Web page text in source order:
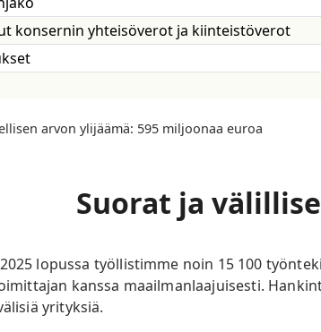
konsernin yhteisöverot ja kiinteistöverot
arvon ylijäämä: 595 miljoonaa euroa
Suorat ja
lopussa työllistimme noin 15 100
kanssa maailmanlaajuisesti.
yrityksiä.